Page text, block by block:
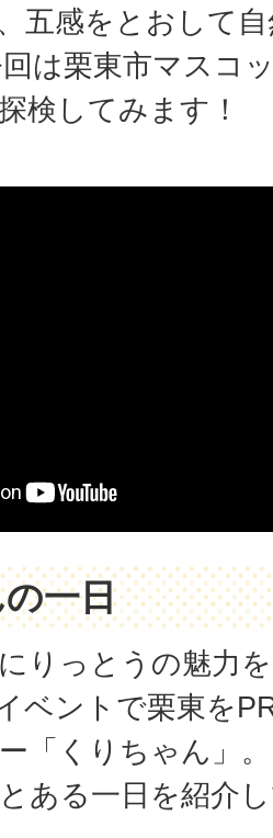
五感をとおして
は栗東市マスコ
検してみます！
一日
りっとうの魅力
ベントで栗東を
「くりちゃん」。
ある一日を紹介